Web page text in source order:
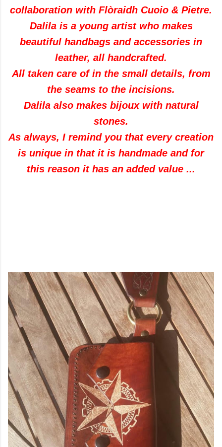
collaboration with Flòraidh Cuoio & Pietre.
Dalila is a young artist who makes
beautiful handbags and accessories in
leather, all handcrafted.
All taken care of in the small details, from
the seams to the incisions.
Dalila also makes bijoux with natural
stones.
As always, I remind you that every creation
is unique in that it is handmade and for
this reason it has an added value ...